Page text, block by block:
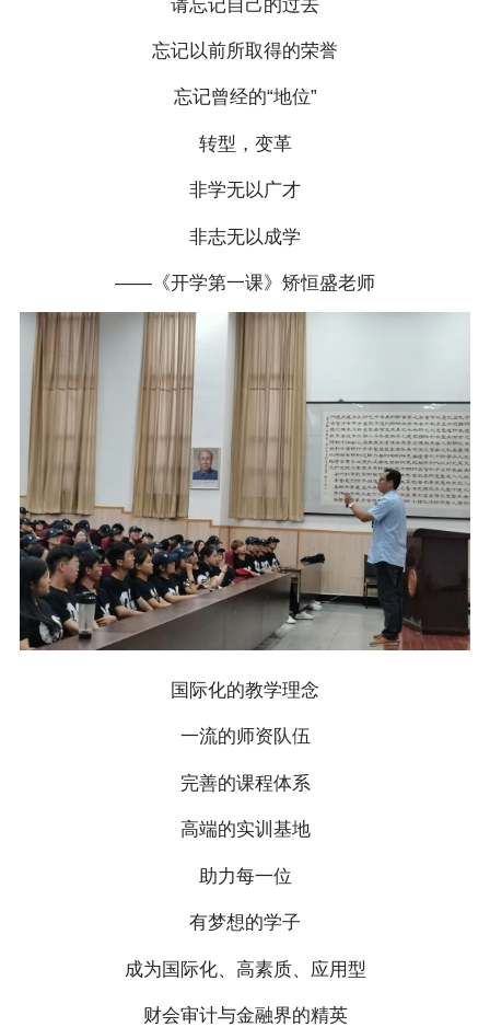
请忘记自己的过去
忘记以前所取得的荣誉
忘记曾经的“地位”
转型，变革
非学无以广才
非志无以成学
——《开学第一课》矫恒盛老师
国际化的教学理念
一流的师资队伍
完善的课程体系
高端的实训基地
助力每一位
有梦想的学子
成为国际化、高素质、应用型
财会审计与金融界的精英